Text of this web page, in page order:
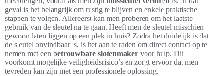
geval is het belangrijk om rustig te blijven en enkele praktische
stappen te volgen. Allereerst kan men proberen om het laatste
gebruik van de sleutel na te gaan. Heeft men de sleutel misschien
gewoon laten liggen op een plek in huis? Zodra het duidelijk is dat
de sleutel onvindbaar is, is het aan te raden om direct contact op te
nemen met een betrouwbare slotenmaker voor hulp. Dit
voorkomt mogelijke veiligheidsrisico’s en zorgt ervoor dat men
tevreden kan zijn met een professionele oplossing.